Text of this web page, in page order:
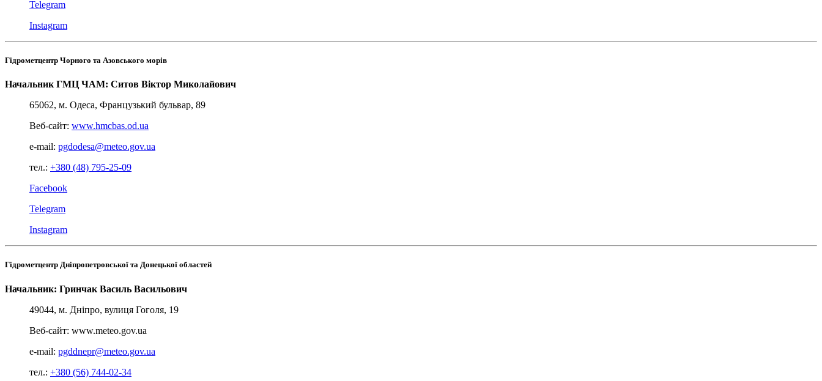
Telegram
Instagram
Гідрометцентр Чорного та Азовського морів
Начальник ГМЦ ЧАМ: Ситов Віктор Миколайович
65062, м. Одеса, Французький бульвар, 89
Веб-сайт: www.hmcbas.od.ua
e-mail: pgdodesa@meteo.gov.ua
тел.: +380 (48) 795-25-09
Facebook
Telegram
Instagram
Гідрометцентр Дніпропетровської та Донецької областей
Начальник: Гринчак Василь Васильович
49044, м. Дніпро, вулиця Гоголя, 19
Веб-сайт: www.meteo.gov.ua
e-mail: pgddnepr@meteo.gov.ua
тел.: +380 (56) 744-02-34